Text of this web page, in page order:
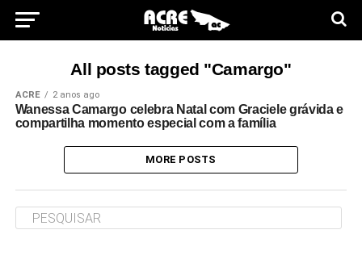
All posts tagged "Camargo"
ACRE 2 anos ago
Wanessa Camargo celebra Natal com Graciele grávida e
compartilha momento especial com a família
MORE POSTS